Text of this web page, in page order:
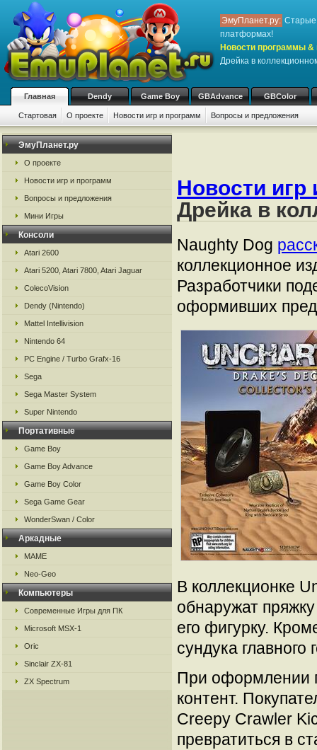
ЭмуПланет.ру: Старые
платформах!
Новости программы &
Дрейка в
Главная Dendy Game Boy GBAdvance GBColor
Стартовая О проекте Новости игр и программ Вопросы и предложения
ЭмуПланет.ру
О проекте
Новости игр и программ
Вопросы и предложения
Мини Игры
Консоли
Atari 2600
Atari 5200, Atari 7800, Atari Jaguar
ColecoVision
Dendy (Nintendo)
Mattel Intellivision
Nintendo 64
PC Engine / Turbo Grafx-16
Sega
Sega Master System
Super Nintendo
Портативные
Game Boy
Game Boy Advance
Game Boy Color
Sega Game Gear
WonderSwan / Color
Аркадные
MAME
Neo-Geo
Компьютеры
Современные Игры для ПК
Microsoft MSX-1
Oric
Sinclair ZX-81
ZX Spectrum
Новости игр
Дрейка в
Naughty Dog
коллекционное
Разработчики
оформивших
В коллекционке
обнаружат
его фигурку.
сундука главного
При оформлении
контент.
Creepy Crawler
превратиться в